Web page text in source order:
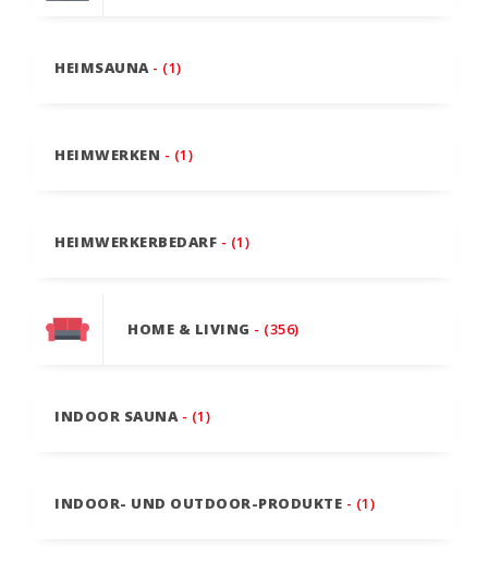
HEIMSAUNA - (1)
HEIMWERKEN - (1)
HEIMWERKERBEDARF - (1)
HOME & LIVING - (356)
INDOOR SAUNA - (1)
INDOOR- UND OUTDOOR-PRODUKTE - (1)